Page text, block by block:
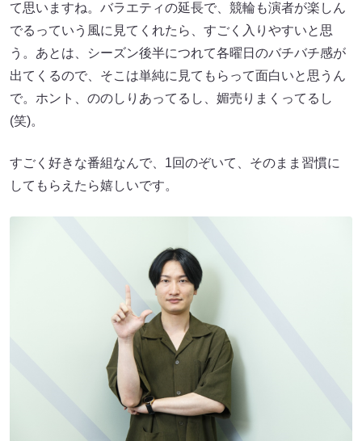
て思いますね。バラエティの延長で、競輪も演者が楽しん
でるっていう風に見てくれたら、すごく入りやすいと思
う。あとは、シーズン後半につれて各曜日のバチバチ感が
出てくるので、そこは単純に見てもらって面白いと思うん
で。ホント、ののしりあってるし、媚売りまくってるし
(笑)。
すごく好きな番組なんで、1回のぞいて、そのまま習慣に
してもらえたら嬉しいです。